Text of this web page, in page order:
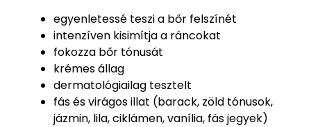
egyenletessé teszi a bőr felszínét
intenzíven kisimítja a ráncokat
fokozza bőr tónusát
krémes állag
dermatológiailag tesztelt
fás és virágos illat (barack, zöld tónusok,
jázmin, lila, ciklámen, vanília, fás jegyek)